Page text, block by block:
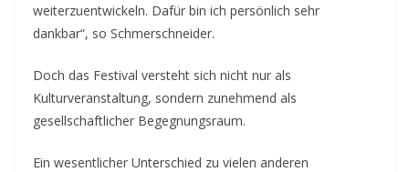
weiterzuentwickeln. Dafür bin ich persönlich sehr
dankbar“, so Schmerschneider.
Doch das Festival versteht sich nicht nur als
Kulturveranstaltung, sondern zunehmend als
gesellschaftlicher Begegnungsraum.
Ein wesentlicher Unterschied zu vielen anderen